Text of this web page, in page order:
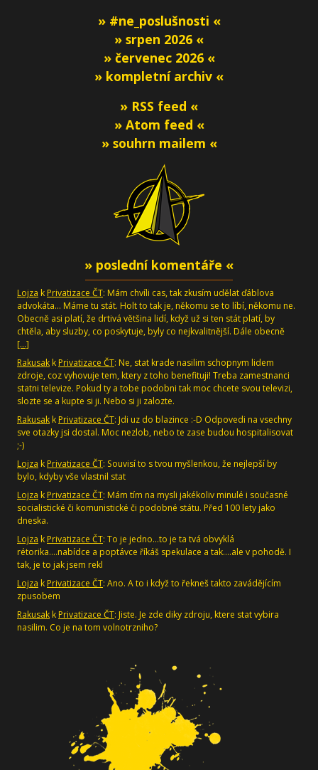
» #ne_poslušnosti «
» srpen 2026 «
» červenec 2026 «
» kompletní archiv «
» RSS feed «
» Atom feed «
» souhrn mailem «
» poslední komentáře «
Lojza k Privatizace ČT: Mám chvíli cas, tak zkusím udělat ďáblova
advokáta... Máme tu stát. Holt to tak je, někomu se to líbí, někomu ne.
Obecně asi platí, že drtivá většina lidí, když už si ten stát platí, by
chtěla, aby sluzby, co poskytuje, byly co nejkvalitnější. Dále obecně
[…]
Rakusak k Privatizace ČT: Ne, stat krade nasilim schopnym lidem
zdroje, coz vyhovuje tem, ktery z toho benefituji! Treba zamestnanci
statni televize. Pokud ty a tobe podobni tak moc chcete svou televizi,
slozte se a kupte si ji. Nebo si ji zalozte.
Rakusak k Privatizace ČT: Jdi uz do blazince :-D Odpovedi na vsechny
sve otazky jsi dostal. Moc nezlob, nebo te zase budou hospitalisovat
;-)
Lojza k Privatizace ČT: Souvisí to s tvou myšlenkou, že nejlepší by
bylo, kdyby vše vlastnil stat
Lojza k Privatizace ČT: Mám tím na mysli jakékoliv minulé i současné
socialistické či komunistické či podobné státu. Před 100 lety jako
dneska.
Lojza k Privatizace ČT: To je jedno...to je ta tvá obvyklá
rétorika....nabídce a poptávce říkáš spekulace a tak....ale v pohodě. I
tak, je to jak jsem rekl
Lojza k Privatizace ČT: Ano. A to i když to řekneš takto zavádějícím
zpusobem
Rakusak k Privatizace ČT: Jiste. Je zde diky zdroju, ktere stat vybira
nasilim. Co je na tom volnotrzniho?